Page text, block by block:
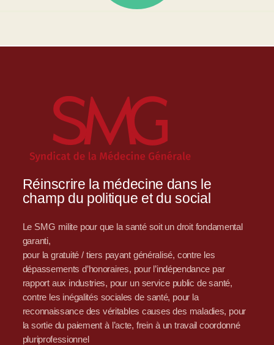
Réinscrire la médecine dans le
champ du politique et du social
Le SMG milite pour que la santé soit un droit fondamental
garanti,
pour la gratuité / tiers payant généralisé, contre les
dépassements d’honoraires, pour l’indépendance par
rapport aux industries, pour un service public de santé,
contre les inégalités sociales de santé, pour la
reconnaissance des véritables causes des maladies, pour
la sortie du paiement à l’acte, frein à un travail coordonné
pluriprofessionnel